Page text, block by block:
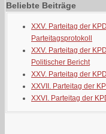
Beliebte Beiträge
XXV. Parteitag der
Parteitagsprotokoll
XXV. Parteitag der
Politischer Bericht
XXV. Parteitag der KPD
XXVII. Parteitag der
XXVI. Parteitag der